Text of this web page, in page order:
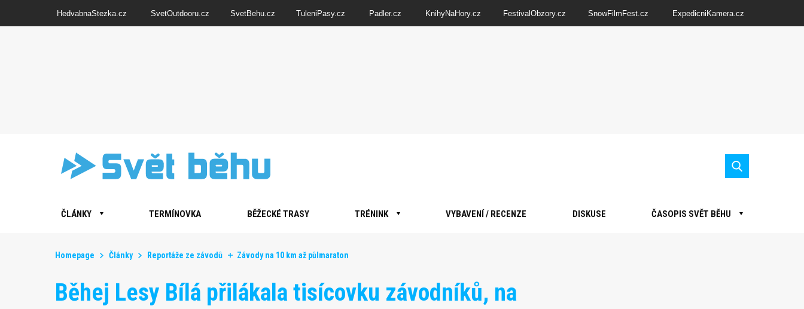
HedvabnaStezka.cz SvetOutdooru.cz SvetBehu.cz TuleniPasy.cz Padler.cz KnihyNaHory.cz FestivalObzory.cz SnowFilmFest.cz ExpedicniKamera.cz
ČLÁNKY TERMÍNOVKA BĚŽECKÉ TRASY TRÉNINK VYBAVENÍ / RECENZE DISKUSE ČASOPIS SVĚT BĚHU
Homepage Články Reportáže ze závodů Závody na 10 km až půlmaraton
Běhej Lesy Bílá přilákala tisícovku závodníků, na